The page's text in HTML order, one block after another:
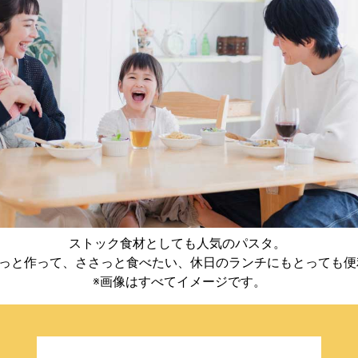
ストック食材としても人気のパスタ。
と作って、ささっと食べたい、休日のランチにもとっても
※画像はすべてイメージです。